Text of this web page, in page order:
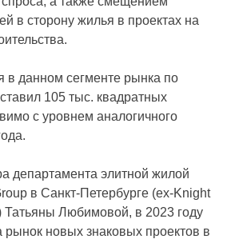
в сторону жилья в проектах на
данном сегменте рынка по
105 тыс. квадратных
с уровнем аналогичного
департамента элитной жилой
в Санкт-Петербурге (ex-Knight
Татьяны Любимовой, в 2023 году
новых знаковых проектов в